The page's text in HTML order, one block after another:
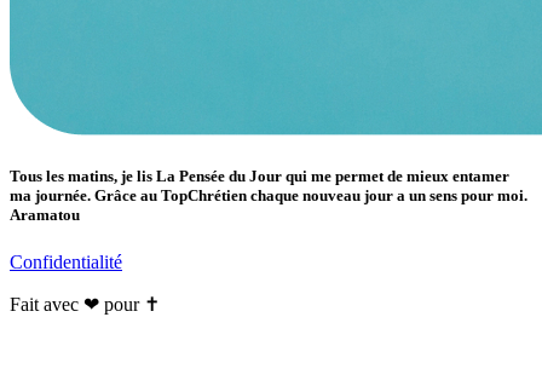
Tous les matins, je lis La Pensée du Jour qui me permet de mieux entamer
ma journée. Grâce au TopChrétien chaque nouveau jour a un sens pour moi.
Aramatou
Confidentialité
Fait avec ❤ pour ✝️️